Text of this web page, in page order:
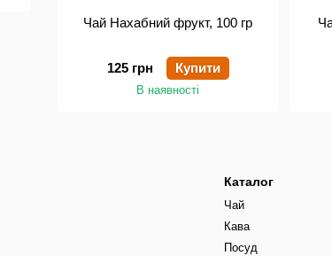
Чай Нахабний фрукт, 100 гр
125 грн Купити
В наявності
Каталог
Чай
Кава
Посуд